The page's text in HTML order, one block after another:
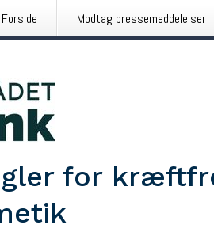
Forside Modtag pressemeddelelser
for